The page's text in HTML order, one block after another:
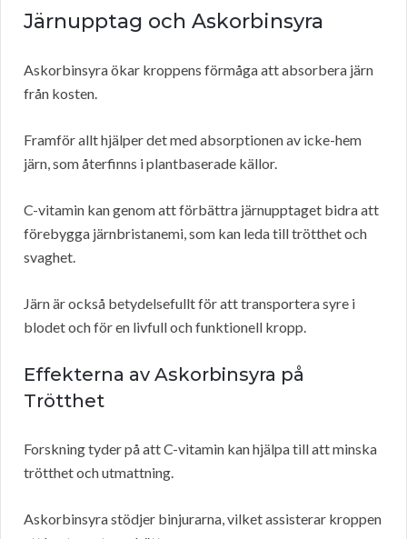
Järnupptag och Askorbinsyra
Askorbinsyra ökar kroppens förmåga att absorbera järn
från kosten.
Framför allt hjälper det med absorptionen av icke-hem
järn, som återfinns i plantbaserade källor.
C-vitamin kan genom att förbättra järnupptaget bidra att
förebygga järnbristanemi, som kan leda till trötthet och
svaghet.
Järn är också betydelsefullt för att transportera syre i
blodet och för en livfull och funktionell kropp.
Effekterna av Askorbinsyra på
Trötthet
Forskning tyder på att C-vitamin kan hjälpa till att minska
trötthet och utmattning.
Askorbinsyra stödjer binjurarna, vilket assisterar kroppen